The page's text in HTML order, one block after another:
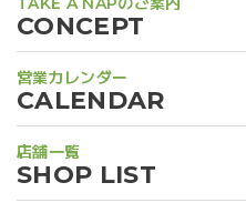
CONCEPT
CALENDAR
営業カレンダー
SHOP LIST
店舗一覧